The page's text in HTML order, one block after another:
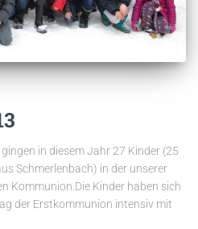
in diesem Jahr 27 Kinder (25
Schmerlenbach) in der unserer
Kommunion.Die Kinder haben sich
der Erstkommunion intensiv mit